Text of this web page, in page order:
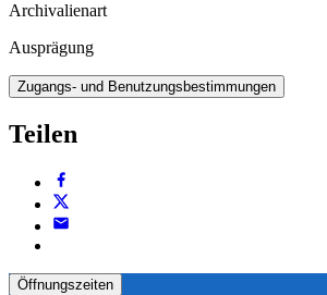
Archivalienart
Ausprägung
Zugangs- und Benutzungsbestimmungen
Teilen
Öffnungszeiten